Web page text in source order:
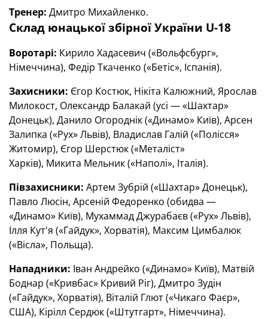
Тренер: Дмитро Михайленко.
Склад юнацької збірної України U-18
Воротарі: Кирило Хадасевич («Вольфсбург»,
Німеччина), Федір Ткаченко («Бетіс», Іспанія).
Захисники: Єгор Костюк, Нікіта Калюжний, Ярослав
Милокост, Олександр Балакай (усі — «Шахтар»
Донецьк), Данило Огороднік («Динамо» Київ), Арсен
Залипка («Рух» Львів), Владислав Галій («Полісся»
Житомир), Єгор Шерстюк («Металіст»
Харків), Микита Мельник («Наполі», Італія).
Півзахисники: Артем Зубрій («Шахтар» Донецьк),
Павло Люсін, Арсеній Федоренко (обидва —
«Динамо» Київ), Мухаммад Джурабаєв («Рух» Львів),
Ілля Кут'я («Гайдук», Хорватія), Максим Цимбалюк
(«Вісла», Польща).
Нападники: Іван Андрейко («Динамо» Київ), Матвій
Боднар («Кривбас» Кривий Ріг), Дмитро Зудін
(«Гайдук», Хорватія), Віталій Глют («Чикаго Фаєр»,
США), Кірілл Сердюк («Штутгарт», Німеччина).